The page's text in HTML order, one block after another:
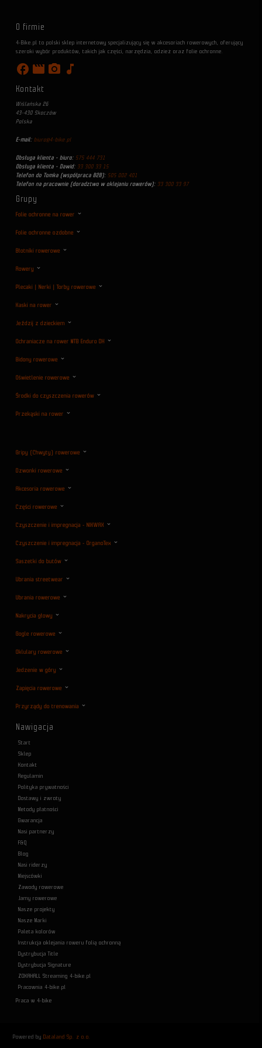
O firmie
4-Bike.pl to polski sklep internetowy specjalizujący się w akcesoriach rowerowych, oferujący
szeroki wybór produktów, takich jak części, narzędzia, odzież oraz folie ochronne.
facebook movie photo_camera music_note
Kontakt
Wiślańska 26
43-430 Skoczów
Polska
E-mail: biuro@4-bike.pl
Obsługa klienta - biuro: 575 444 731
Obsługa klienta - Dawid: 33 300 33 15
Telefon do Tomka (współpraca B2B): 505 002 401
Telefon na pracownie (doradztwo w oklejaniu rowerów): 33 300 33 97
Grupy
Folie ochronne na rower
Folie ochronne ozdobne
Błotniki rowerowe
Rowery
Plecaki | Nerki | Torby rowerowe
Kaski na rower
Jeździj z dzieckiem
Ochraniacze na rower MTB Enduro DH
Bidony rowerowe
Oświetlenie rowerowe
Środki do czyszczenia rowerów
Przekąski na rower
Gripy (Chwyty) rowerowe
Dzwonki rowerowe
Akcesoria rowerowe
Części rowerowe
Czyszczenie i impregnacja - NIKWAX
Czyszczenie i impregnacja - OrganoTex
Saszetki do butów
Ubrania streetwear
Ubrania rowerowe
Nakrycia głowy
Gogle rowerowe
Oklulary rowerowe
Jedzenie w góry
Zapięcia rowerowe
Przyrządy do trenowania
Nawigacja
Start
Sklep
Kontakt
Regulamin
Polityka prywatności
Dostawy i zwroty
Metody płatności
Gwarancja
Nasi partnerzy
F&Q
Blog
Nasi riderzy
Miejscówki
Zawody rowerowe
Jamy rowerowe
Nasze projekty
Nasze Marki
Paleta kolorów
Instrukcja oklejania roweru folią ochronną
Dystrybucja Title
Dystrybucja Signature
ZOKAHALL Streaming 4-bike.pl
Pracownia 4-bike.pl
Praca w 4-bike
Powered by Dataland Sp. z o.o.